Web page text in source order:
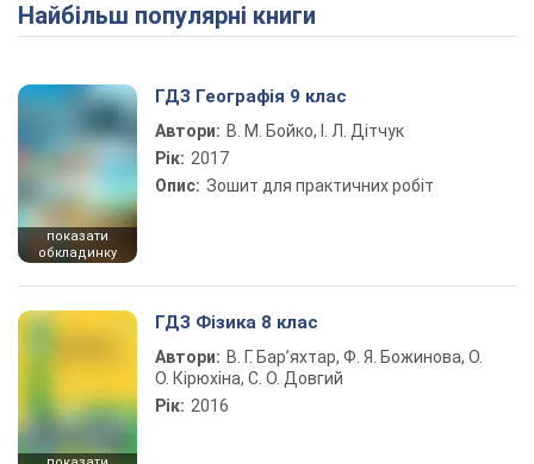
Найбільш популярні книги
показати
обкладинку
ГДЗ Географія 9 клас
Автори: В. М. Бойко, І. Л. Дітчук
Рік: 2017
Опис: Зошит для практичних робіт
ГДЗ Фізика 8 клас
Автори: В. Г. Бар’яхтар, Ф. Я. Божинова, О.
О. Кірюхіна, С. О. Довгий
Рік: 2016